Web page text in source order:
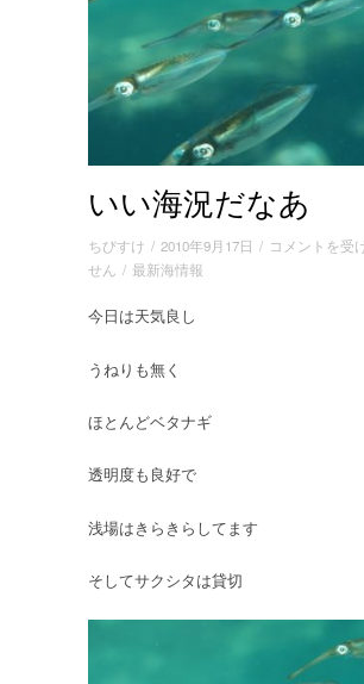
いい海況だなあ
ちびすけ / 2010年9月17日 / い
コメントを受
せん / 最新海情報
今日は天気良し
うねりも無く
ほとんどベタナギ
透明度も良好で
浅場はきらきらしてます
そしてサクシタは貸切